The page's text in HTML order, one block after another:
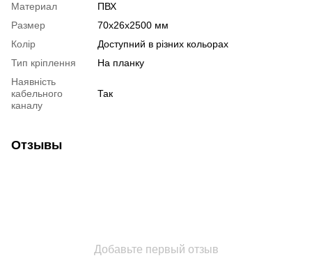
Материал
ПВХ
Размер
70х26х2500 мм
Колір
Доступний в різних кольорах
Тип кріплення
На планку
Наявність
кабельного
каналу
Так
Отзывы
Добавьте первый отзыв